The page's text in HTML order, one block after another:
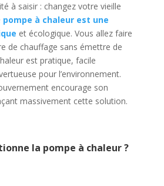
à saisir : changez votre vieille
pompe à chaleur est une
et écologique. Vous allez faire
de chauffage sans émettre de
est pratique, facile
pour l’environnement.
encourage son
massivement cette solution.
la pompe à chaleur ?